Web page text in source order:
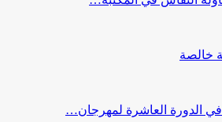
خالصة
في الدورة العاشرة لمهرجان…